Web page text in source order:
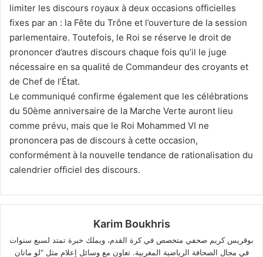
limiter les discours royaux à deux occasions officielles
fixes par an : la Fête du Trône et l’ouverture de la session
parlementaire. Toutefois, le Roi se réserve le droit de
prononcer d’autres discours chaque fois qu’il le juge
nécessaire en sa qualité de Commandeur des croyants et
de Chef de l’État.
Le communiqué confirme également que les célébrations
du 50ème anniversaire de la Marche Verte auront lieu
comme prévu, mais que le Roi Mohammed VI ne
prononcera pas de discours à cette occasion,
conformément à la nouvelle tendance de rationalisation du
calendrier officiel des discours.
Karim Boukhris
بوقريس كريم صحفي متخصص في كرة القدم، ويملك خبرة تمتد لسبع سنوات
في مجال الصحافة الرياضية المغربية. تعاون مع وسائل إعلام مثل "لو ماتان